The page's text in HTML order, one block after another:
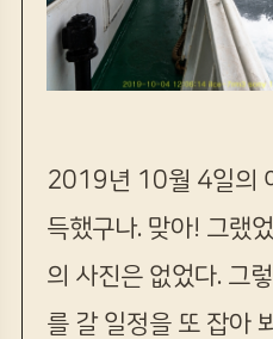
2019년 10월 4일의
득했구나. 맞아! 그랬
의 사진은 없었다. 그
를 갈 일정을 또 잡아